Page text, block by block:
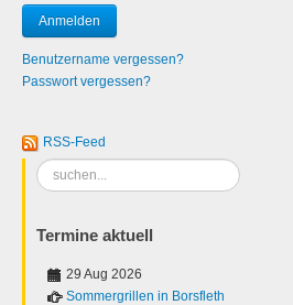
Benutzername vergessen?
Passwort vergessen?
RSS-Feed
Suchen
...
Termine aktuell
29 Aug 2026
Sommergrillen in Borsfleth